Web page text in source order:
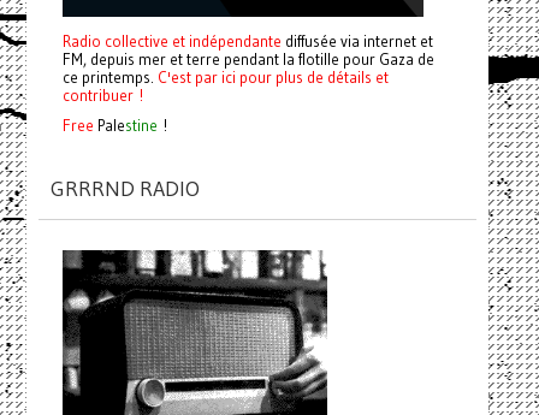
Radio collective et indépendante diffusée via internet et
FM, depuis mer et terre pendant la flotille pour Gaza de
ce printemps. C'est par ici pour plus de détails et
contribuer !
Free Palestine !
GRRRND RADIO